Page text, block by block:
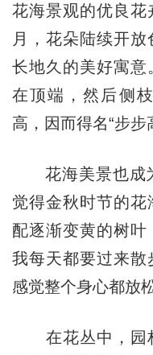
花海景观的优良花
月，花朵陆续开
长地久的美好寓意
在顶端，然后侧
高，因而得名“步步
花海美景也成为
觉得金秋时节的花
配逐渐变黄的树叶
我每天都要过来散
感觉整个身心都放
在花丛中，园林